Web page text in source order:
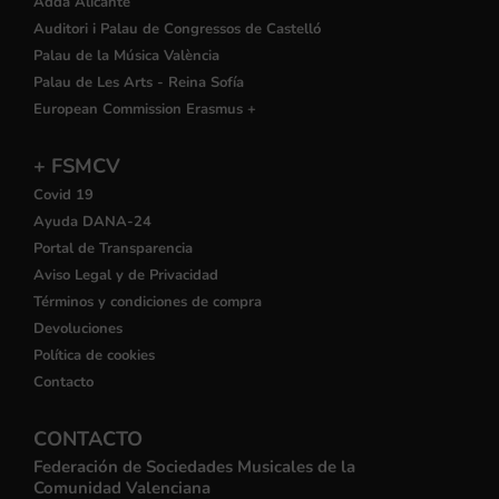
Auditori i Palau de Congressos de Castelló
Palau de la Música València
Palau de Les Arts - Reina Sofía
European Commission Erasmus +
+ FSMCV
Covid 19
Ayuda DANA-24
Portal de Transparencia
Aviso Legal y de Privacidad
Términos y condiciones de compra
Devoluciones
Política de cookies
Contacto
CONTACTO
Federación de Sociedades Musicales de la
Comunidad Valenciana